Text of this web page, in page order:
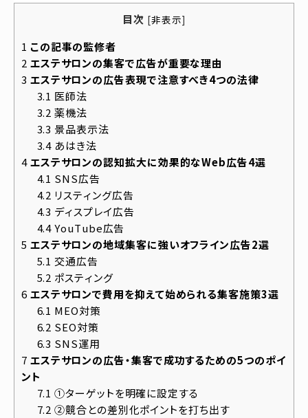
目次 [非表示]
1 この記事の監修者
2 エステサロンの集客で広告が重要な理由
3 エステサロンの広告表現で注意すべき4つの法律
3.1 医師法
3.2 薬機法
3.3 景品表示法
3.4 あはき法
4エステサロンの認知拡大に効果的なWeb広告4選
4.1 SNS広告
4.2 リスティング広告
4.3 ディスプレイ広告
4.4YouTube広告
5 エステサロンの地域集客に強いオフライン広告2選
5.1 交通広告
5.2 ポスティング
6 エステサロンで費用を抑えて始められる集客施策3選
6.1 MEO対策
6.2 SEO対策
6.3 SNS運用
7 エステサロンの広告・集客で成功するための5つのポイ
ント
7.1 ①ターゲットを明確に設定する
7.2 ②競合との差別化ポイントを打ち出す